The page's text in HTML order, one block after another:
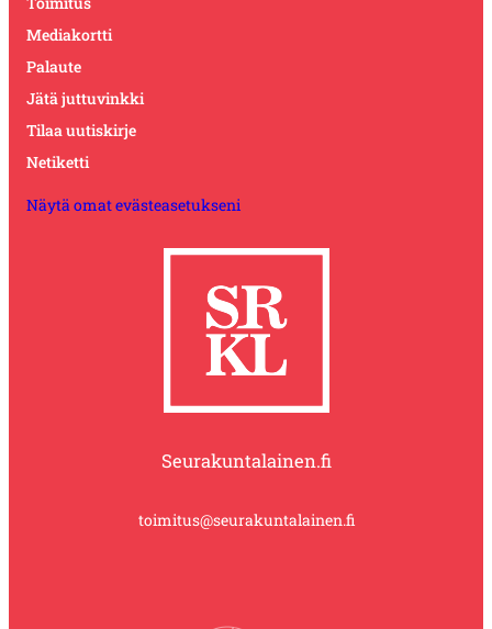
Mediakortti
Palaute
Jätä juttuvinkki
Tilaa uutiskirje
Netiketti
Näytä omat evästeasetukseni
Seurakuntalainen.fi
toimitus@seurakuntalainen.fi